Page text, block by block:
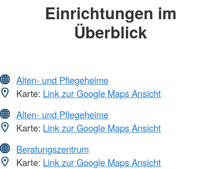
Einrichtungen im
Überblick
Alten- und Pflegeheime
Karte: Link zur Google Maps Ansicht
Alten- und Pflegeheime
Karte: Link zur Google Maps Ansicht
Beratungszentrum
Karte: Link zur Google Maps Ansicht